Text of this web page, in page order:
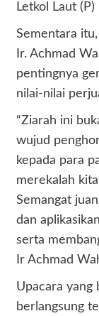
Letkol Laut
Sementara
Ir. Achmad
pentingnya
nilai-nilai
“Ziarah ini
wujud
kepada para
merekalah
Semangat
dan
serta
Ir Achmad
Upacara
berlangsung